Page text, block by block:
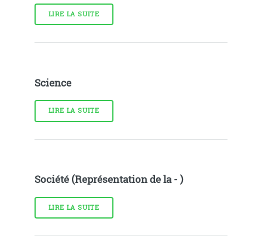
LIRE LA SUITE
Science
LIRE LA SUITE
Société (Représentation de la - )
LIRE LA SUITE